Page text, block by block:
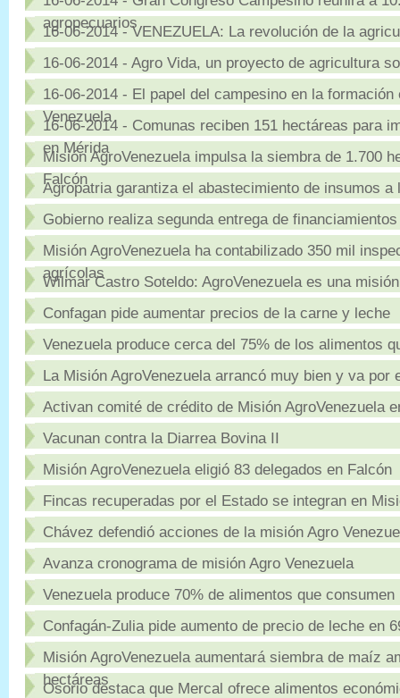
agropecuarios
16-06-2014 - VENEZUELA: La revolución de la
16-06-2014 - Agro Vida, un proyecto de agricultura
16-06-2014 - El papel del campesino en la
Venezuela
16-06-2014 - Comunas reciben 151 hectáreas para
en Mérida
Misión AgroVenezuela impulsa la siembra de 1.700
Falcón
Agropatria garantiza el abastecimiento de insumos a
Gobierno realiza segunda entrega de
Misión AgroVenezuela ha contabilizado 350 mil
agrícolas
Wilmar Castro Soteldo: AgroVenezuela es una
Confagan pide aumentar precios de la carne y leche
Venezuela produce cerca del 75% de los alimentos
La Misión AgroVenezuela arrancó muy bien y va por
Activan comité de crédito de Misión AgroVenezuela
Vacunan contra la Diarrea Bovina II
Misión AgroVenezuela eligió 83 delegados en Falcón
Fincas recuperadas por el Estado se integran en
Chávez defendió acciones de la misión Agro
Avanza cronograma de misión Agro Venezuela
Venezuela produce 70% de alimentos que
Confagán-Zulia pide aumento de precio de leche en
Misión AgroVenezuela aumentará siembra de maíz
hectáreas
Osorio destaca que Mercal ofrece alimentos